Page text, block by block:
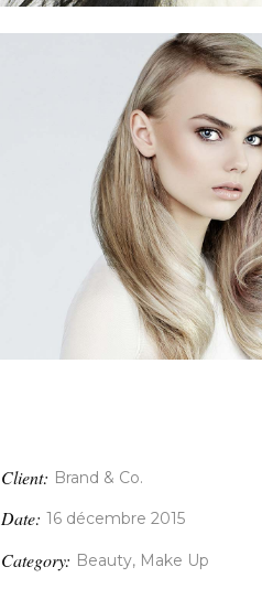
Client: Brand & Co.
Date: 16 décembre 2015
Category: Beauty, Make Up